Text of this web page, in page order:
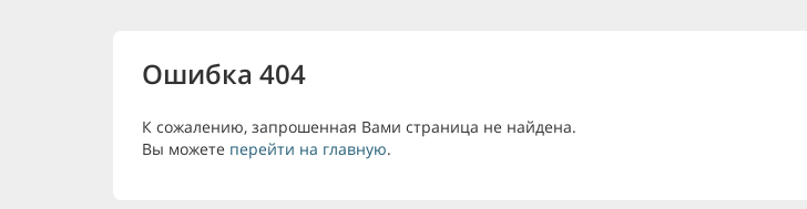
Ошибка 404
К сожалению, запрошенная Вами страница не найдена.
Вы можете перейти на главную.